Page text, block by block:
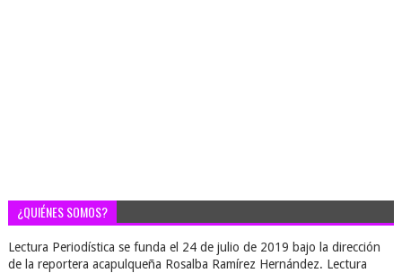
¿QUIÉNES SOMOS?
Lectura Periodística se funda el 24 de julio de 2019 bajo la dirección
de la reportera acapulqueña Rosalba Ramírez Hernández. Lectura